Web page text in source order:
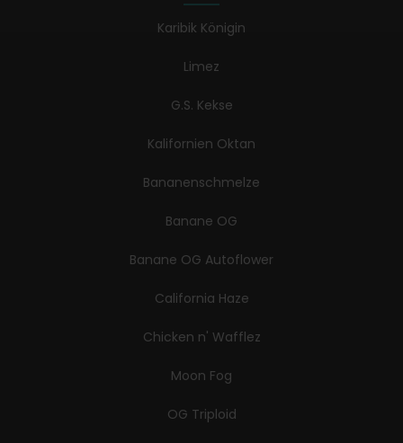
Karibik Königin
Limez
G.S. Kekse
Kalifornien Oktan
Bananenschmelze
Banane OG
Banane OG Autoflower
California Haze
Chicken n' Wafflez
Moon Fog
OG Triploid